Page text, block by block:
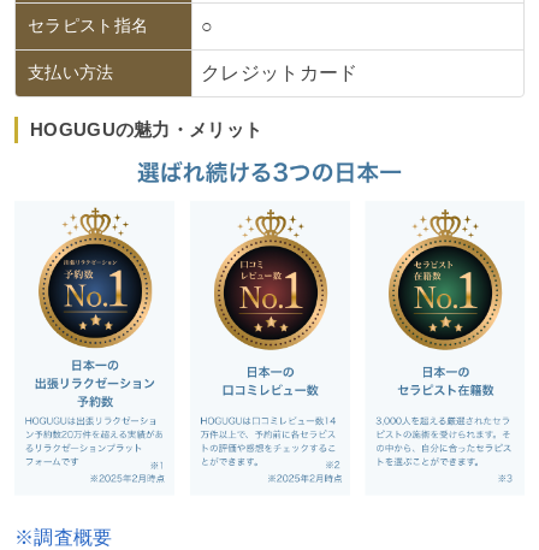
セラピスト指名 ○
支払い方法 クレジットカード
HOGUGUの魅力・メリット
※調査概要